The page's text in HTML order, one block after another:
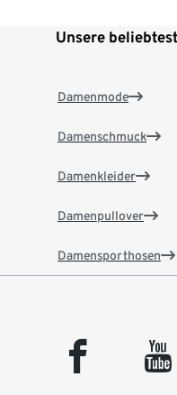
Unsere
Damenmode
Damenschmuck
Damenkleider
Damenpullover
Damensporthosen
facebook youtube